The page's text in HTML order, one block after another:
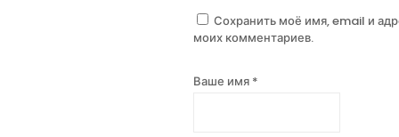
Ваше имя *
Сохранить моё имя, email и
моих комментариев.